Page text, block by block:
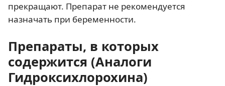
прекращают. Препарат не рекомендуется
назначать при беременности.
Препараты, в которых
содержится (Аналоги
Гидроксихлорохина)